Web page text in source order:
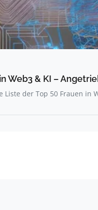
Web3 & KI –
Liste der Top 50 Frauen in